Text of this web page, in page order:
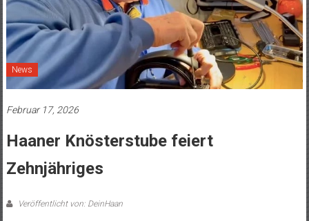
News
Februar 17, 2026
Haaner Knösterstube feiert
Zehnjähriges
Veröffentlicht von: DeinHaan